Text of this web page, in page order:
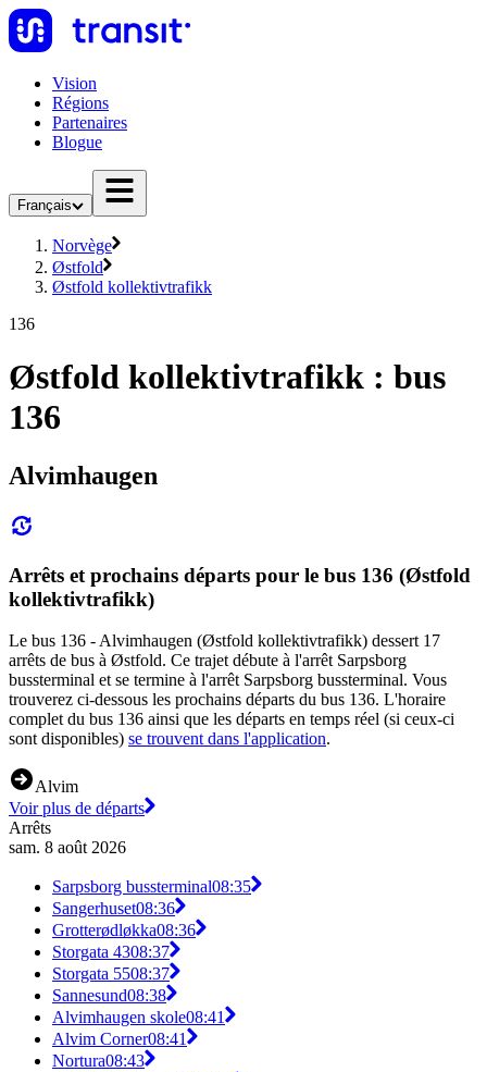
Vision
Régions
Partenaires
Blogue
Français
Norvège
Østfold
Østfold kollektivtrafikk
136
Østfold kollektivtrafikk : bus
136
Alvimhaugen
Arrêts et prochains départs pour le bus 136 (Østfold
kollektivtrafikk)
Le bus 136 - Alvimhaugen (Østfold kollektivtrafikk) dessert 17
arrêts de bus à Østfold. Ce trajet débute à l'arrêt Sarpsborg
bussterminal et se termine à l'arrêt Sarpsborg bussterminal. Vous
trouverez ci-dessous les prochains départs du bus 136. L'horaire
complet du bus 136 ainsi que les départs en temps réel (si ceux-ci
sont disponibles) se trouvent dans l'application.
Alvim
Voir plus de départs
Arrêts
sam. 8 août 2026
Sarpsborg bussterminal08:35
Sangerhuset08:36
Grotterødløkka08:36
Storgata 4308:37
Storgata 5508:37
Sannesund08:38
Alvimhaugen skole08:41
Alvim Corner08:41
Nortura08:43